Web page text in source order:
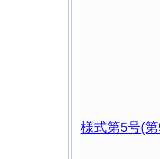
様式第5号(